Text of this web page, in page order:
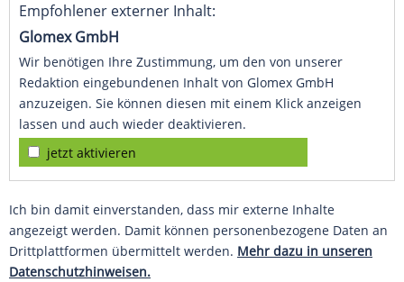
Empfohlener externer Inhalt:
Glomex GmbH
Wir benötigen Ihre Zustimmung, um den von unserer
Redaktion eingebundenen Inhalt von Glomex GmbH
anzuzeigen. Sie können diesen mit einem Klick anzeigen
lassen und auch wieder deaktivieren.
jetzt aktivieren
Ich bin damit einverstanden, dass mir externe Inhalte
angezeigt werden. Damit können personenbezogene Daten an
Drittplattformen übermittelt werden. Mehr dazu in unseren
Datenschutzhinweisen.